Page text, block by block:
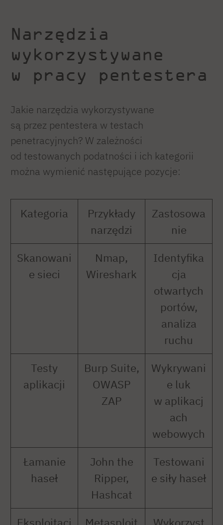
Narzędzia
wykorzystywane
w pracy pentestera
Jakie narzędzia wykorzystywane
są przez pentestera w testach
penetracyjnych? W zależności
od testowanych podatności i ich kategorii
można wymienić następujące pozycje:
Kategoria
Przykłady
narzędzi
Zastosowa
nie
Skanowani
e sieci
Nmap,
Wireshark
Identyfika
cja
otwartych
portów,
analiza
ruchu
Testy
aplikacji
Burp Suite,
OWASP
ZAP
Wykrywani
e luk
w aplikacj
ach
webowych
Łamanie
haseł
John the
Ripper,
Hashcat
Testowani
e siły haseł